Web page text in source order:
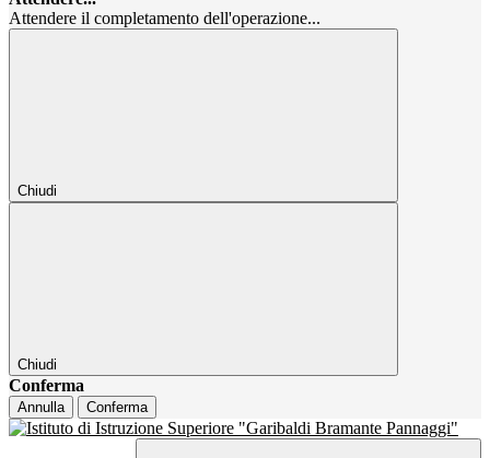
Attendere il completamento dell'operazione...
Chiudi
Chiudi
Conferma
Annulla Conferma